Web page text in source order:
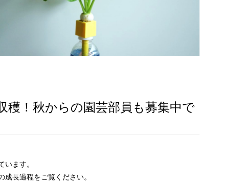
！秋からの園芸部員も募集中で
ます。
長過程をご覧ください。